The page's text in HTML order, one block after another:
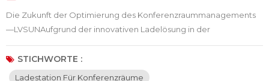
Die Zukunft der Optimierung des Konferenzraummanagements
—LVSUNAufgrund der innovativen Ladelösung in der
Arbeitsumgebung ist die Verwaltung von Geräten in
Konferenzräumen immer wichtiger geworden. Dies gilt
insbesondere dann, wenn wir effiziente Ladelösungen für
STICHWORTE :
Ladestation Für Konferenzräume